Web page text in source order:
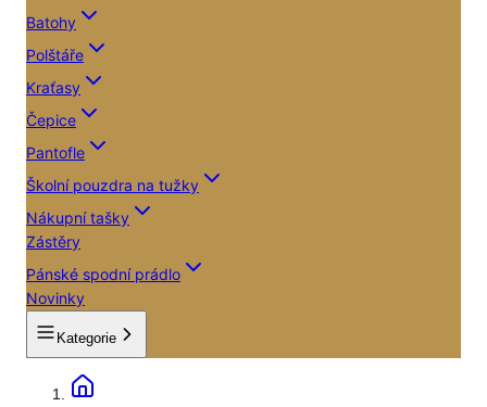
Batohy
Polštáře
Kraťasy
Čepice
Pantofle
Školní pouzdra na tužky
Nákupní tašky
Zástěry
Pánské spodní prádlo
Novinky
Kategorie